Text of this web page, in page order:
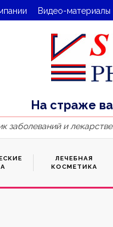
Видео-материалы
На страже
заболеваний и
ЛЕЧЕБНАЯ
КОСМЕТИКА